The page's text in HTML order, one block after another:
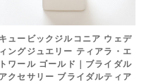
キュービックジルコニア ウェデ
ィングジュエリー ティアラ・エ
トワール ゴールド｜ブライダル
アクセサリー ブライダルティア